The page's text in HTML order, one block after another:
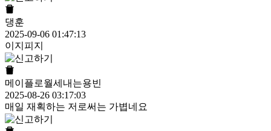
댕훈
2025-09-06 01:47:13
이지피지
메이플로월세내는용빈
2025-08-26 03:17:03
매일 재획하는 저로써는 가볍네요